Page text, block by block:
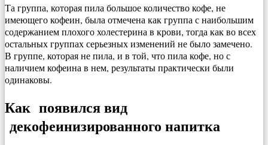
Та группа, которая пила большое количество кофе, не
имеющего кофеин, была отмечена как группа с наибольшим
содержанием плохого холестерина в крови, тогда как во всех
остальных группах серьезных изменений не было замечено.
В группе, которая не пила, и в той, что пила кофе, но с
наличием кофеина в нем, результаты практически были
одинаковы.
Как появился вид
декофеинизированного напитка